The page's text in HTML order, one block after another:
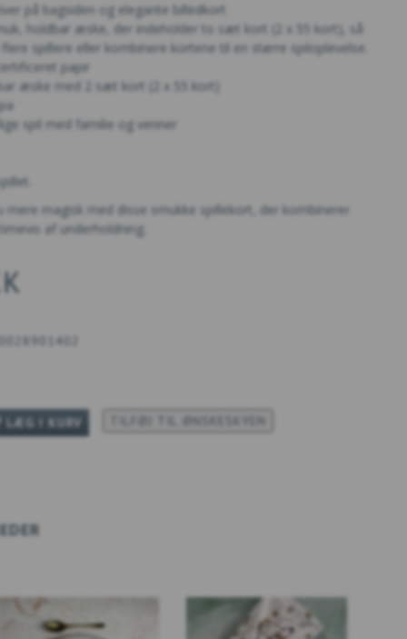
på bagsiden og elegante billedkort
holdbar æske, der indeholder to sæt kort (2 x 55 kort), så
spillere eller kombinere kortene til en større spiloplevelse.
papir
æske med 2 sæt kort (2 x 55 kort)
spil med familie og venner
mere magisk med disse smukke spillekort, der kombinerer
af underholdning.
LÆG I KURV TILFØJ TIL ØNSKESKYEN